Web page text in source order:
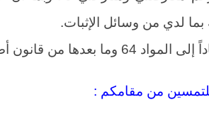
لدي من وسائل الإثبات.
بعدها من قانون أصول المحاكمات
من مقامكم :